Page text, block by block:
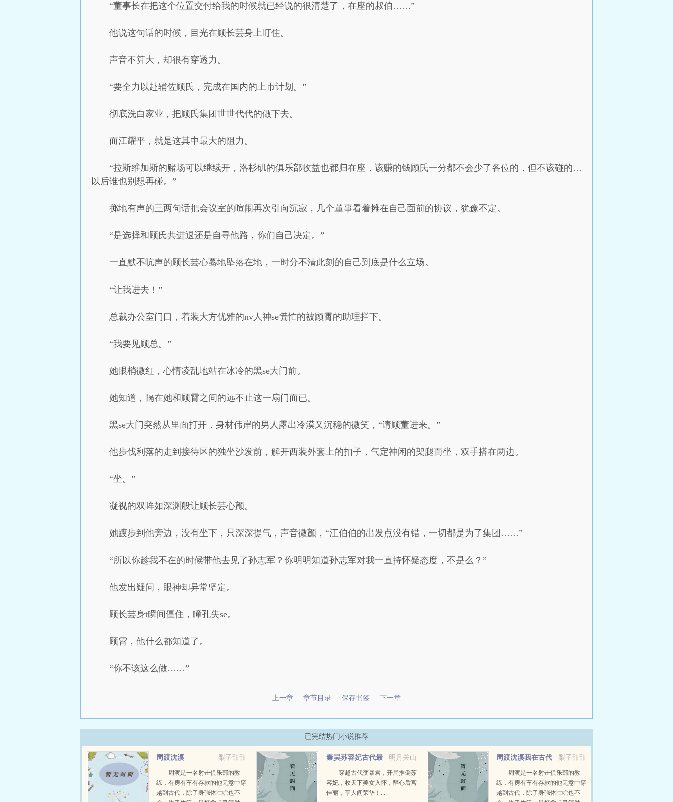
“董事长在把这个位置交付给我的时候就已经说的很清楚了，在座的叔伯……”
他说这句话的时候，目光在顾长芸身上盯住。
声音不算大，却很有穿透力。
“要全力以赴辅佐顾氏，完成在国内的上市计划。”
彻底洗白家业，把顾氏集团世世代代的做下去。
而江耀平，就是这其中最大的阻力。
“拉斯维加斯的赌场可以继续开，洛杉矶的俱乐部收益也都归在座，该赚的钱顾氏一分都不会少了各位的，但不该碰的…
以后谁也别想再碰。”
掷地有声的三两句话把会议室的喧闹再次引向沉寂，几个董事看着摊在自己面前的协议，犹豫不定。
“是选择和顾氏共进退还是自寻他路，你们自己决定。”
一直默不吭声的顾长芸心蓦地坠落在地，一时分不清此刻的自己到底是什么立场。
“让我进去！”
总裁办公室门口，着装大方优雅的nv人神se慌忙的被顾霄的助理拦下。
“我要见顾总。”
她眼梢微红，心情凌乱地站在冰冷的黑se大门前。
她知道，隔在她和顾霄之间的远不止这一扇门而已。
黑se大门突然从里面打开，身材伟岸的男人露出冷漠又沉稳的微笑，“请顾董进来。”
他步伐利落的走到接待区的独坐沙发前，解开西装外套上的扣子，气定神闲的架腿而坐，双手搭在两边。
“坐。”
凝视的双眸如深渊般让顾长芸心颤。
她踱步到他旁边，没有坐下，只深深提气，声音微颤，“江伯伯的出发点没有错，一切都是为了集团……”
“所以你趁我不在的时候带他去见了孙志军？你明明知道孙志军对我一直持怀疑态度，不是么？”
他发出疑问，眼神却异常坚定。
顾长芸身t瞬间僵住，瞳孔失se。
顾霄，他什么都知道了。
“你不该这么做……”
上一章 章节目录 保存书签 下一章
已完结热门小说推荐
梨子甜甜
周渡沈溪
周渡是一名射击俱乐部的教
练，有房有车有存款的他无意中穿
越到古代，除了身强体壮啥也不
明月关山
秦昊苏容妃古代最
强昏君最新章节在线阅读
穿越古代变暴君，开局推倒苏
容妃，收天下美女入怀，醉心后宫
佳丽，享人间荣华！...
梨子甜甜
周渡沈溪我在古代
当猎户小说免费在线阅读
周渡是一名射击俱乐部的教
练，有房有车有存款的他无意中穿
越到古代，除了身强体壮啥也不